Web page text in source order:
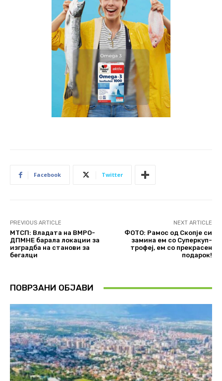
Facebook Twitter
PREVIOUS ARTICLE
МТСП: Владата на ВМРО-
ДПМНЕ барала локации за
изградба на станови за
бегалци
NEXT ARTICLE
ФОТО: Рамос од Скопје си
замина ем со Суперкуп-
трофеј, ем со прекрасен
подарок!
ПОВРЗАНИ ОБЈАВИ